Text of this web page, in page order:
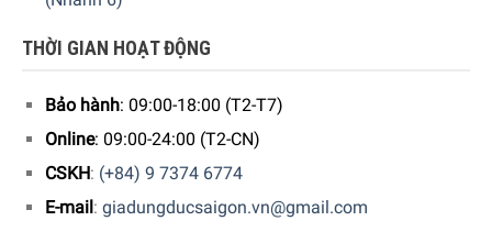
THỜI GIAN HOẠT ĐỘNG
Bảo hành: 09:00-18:00 (T2-T7)
Online: 09:00-24:00 (T2-CN)
CSKH: (+84) 9 7374 6774
E-mail : giadungducsaigon.vn@gmail.com